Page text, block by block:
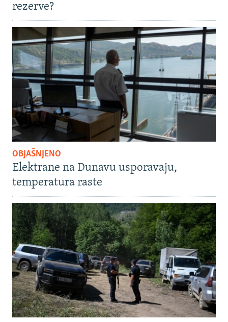
rezerve?
OBJAŠNJENO
Elektrane na Dunavu usporavaju,
temperatura raste